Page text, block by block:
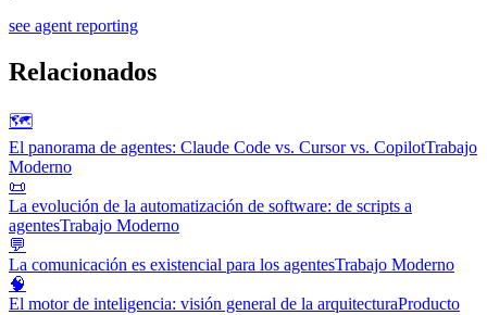
see agent reporting
Relacionados
🗺️
El panorama de agentes: Claude Code vs. Cursor vs. CopilotTrabajo
Moderno
📜
La evolución de la automatización de software: de scripts a
agentesTrabajo Moderno
💬
La comunicación es existencial para los agentesTrabajo Moderno
🧠
El motor de inteligencia: visión general de la arquitecturaProducto